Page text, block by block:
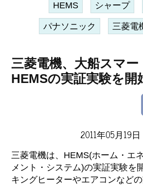
HEMS シャープ
パナソニック 三菱電
三菱電機、大船スマ
HEMSの実証実験を開
2011年05月19日
三菱電機は、HEMS(ホーム・エ
メント・システム)の実証実験を
キングヒーターやエアコンなど